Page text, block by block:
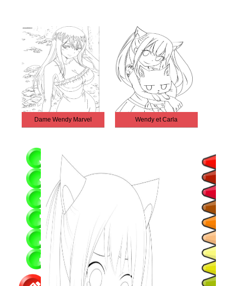
Dame Wendy Marvel Wendy et Carla